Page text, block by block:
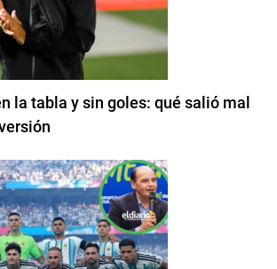
la tabla y sin goles: qué salió mal